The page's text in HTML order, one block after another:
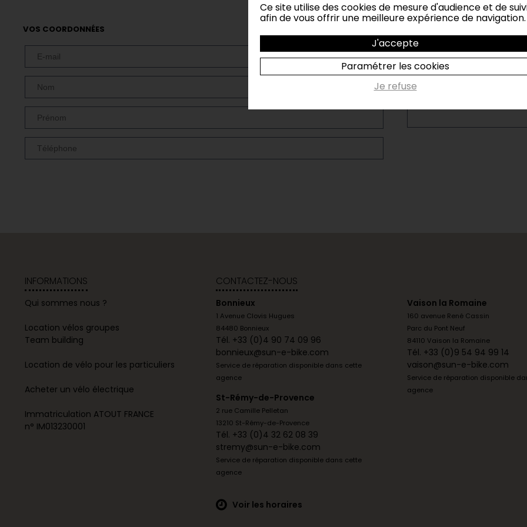
VOS COORDONNÉES
INFORMATIONS
Qui sommes nous ?
Location vélos groupes
Team building
Location de vélo pour les particuliers
Acheter un vélo électrique
Immatriculation ATOUT FRANCE
n° IM013230001
CONTACTEZ-NOUS
Bonnieux
1 Avenue Clovis Hugues
84480 Bonnieux
Tél. +33 (0)4 90 74 09 96
bonnieux@sun-e-bike.com
Service de réparation disponible dans cette
agence
St-Rémy-de-Provence
2 rue Camille Pelletan
13210 St-Rémy-de-Provence
Tél. +33 (0)4 32 62 08 39
stremy@sun-e-bike.com
Service de réparation disponible dans cette
agence
Voir les horaires
Vaison la Romaine
160 avenue René Cassin
Parc du Pont Neuf
84110 Vaison la Romaine
Tél. +33 (0)9 54 94 99 14
vaison@sun-e-bike.com
Service de réparation disponible
agence
Ce site utilise des cookies de mesure d'audience et de
afin de vous offrir une meilleure expérience de navigation.
J'accepte
Paramétrer les cookies
Je refuse